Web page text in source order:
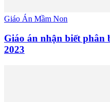
Giáo Án Mầm Non
Giáo án nhận biết phân
2023